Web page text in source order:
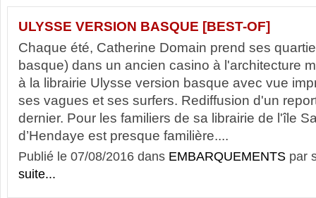
ULYSSE VERSION BASQUE [BEST-OF]
Chaque été, Catherine Domain prend ses
basque) dans un ancien casino à l'architecture
à la librairie Ulysse version basque avec vue
ses vagues et ses surfers. Rediffusion d'un
dernier. Pour les familiers de sa librairie de l'île
d’Hendaye est presque familière....
Publié le 07/08/2016 dans EMBARQUEMENTS par
suite...